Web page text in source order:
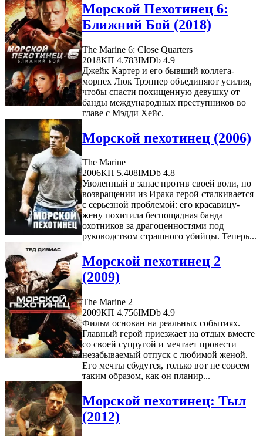
Морской Пехотинец 6:
Ближний Бой (2018)
The Marine 6: Close Quarters
2018КП 4.783IMDb 4.9
Джейк Картер и его бывший коллега-
морпех Люк Трэппер объединяют усилия,
чтобы спасти похищенную девушку от
банды международных преступников во
главе с Мэдди Хейс.
Морской пехотинец (2006)
The Marine
2006КП 5.408IMDb 4.8
Уволенный в запас против своей воли, по
возвращении из Ирака герой сталкивается
с серьезной проблемой: его красавицу-
жену похитила беспощадная банда
охотников за драгоценностями под
руководством страшного убийцы. Теперь...
Морской пехотинец 2
(2009)
The Marine 2
2009КП 4.756IMDb 4.9
Фильм основан на реальных событиях.
Главный герой приезжает на отдых вместе
со своей супругой и мечтает провести
незабываемый отпуск с любимой женой.
Его мечты сбудутся, только вот не совсем
таким образом, как он планир...
Морской пехотинец: Тыл
(2012)